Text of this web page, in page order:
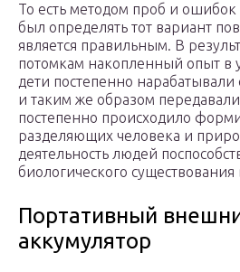
То есть методом проб и
был определять тот вариант
является правильным. В
потомкам накопленный опыт в
дети постепенно
и таким же образом передавали
постепенно происходило
разделяющих человека и
деятельность людей
биологического существования
Портативный
аккумулятор